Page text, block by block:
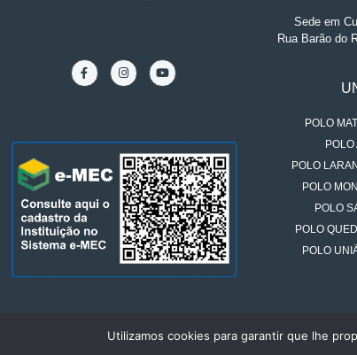
Sede em
Rua Barão do
POLO
POLO
POLO
POLO
POLO
POLO
POLO
Utilizamos cookies para garantir que lhe